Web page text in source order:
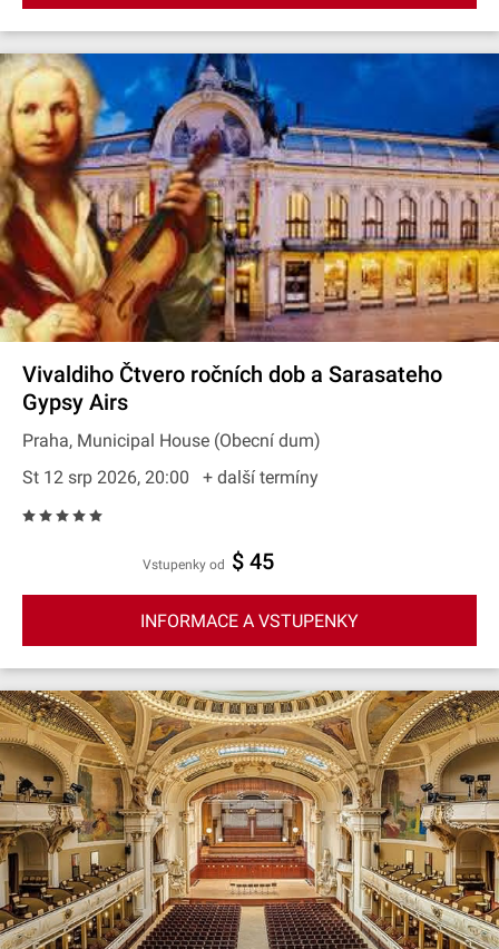
Vivaldiho Čtvero ročních dob a Sarasateho
Gypsy Airs
Praha, Municipal House (Obecní dum)
St 12 srp 2026, 20:00
+ další termíny
Vstupenky od $ 45
INFORMACE A VSTUPENKY